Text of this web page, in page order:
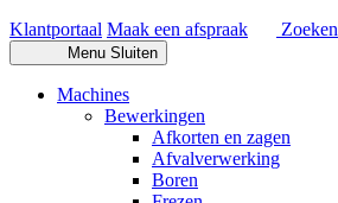
Klantportaal Maak een afspraak Zoeken
Menu Sluiten
Machines
Bewerkingen
Afkorten en zagen
Afvalverwerking
Boren